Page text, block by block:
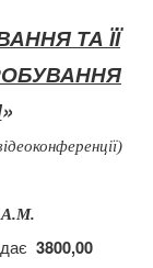
ТА ЇЇ
»
А.М.
3800,00